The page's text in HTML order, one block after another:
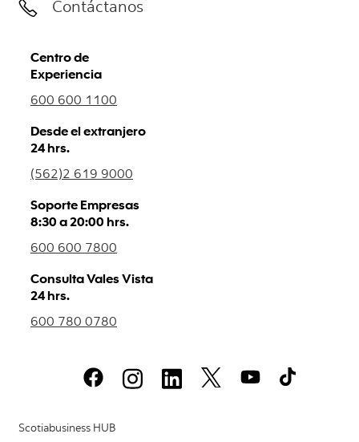
Contáctanos
Centro de
Experiencia
600 600 1100
Desde el extranjero
24 hrs.
(562)2 619 9000
Soporte Empresas
8:30 a 20:00 hrs.
600 600 7800
Consulta Vales Vista
24 hrs.
600 780 0780
Scotiabusiness HUB